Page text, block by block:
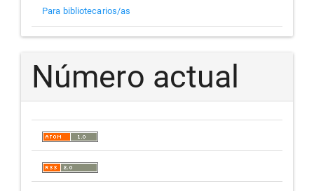
Para bibliotecarios/as
Número actual